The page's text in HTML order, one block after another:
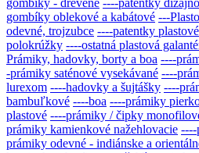
gombíky - drevené ----patentky
gombíky oblekové a kabátové ---
odevné, trojzubce ----patentky plastové
polokrúžky ----ostatná plastová
Prámiky, hadovky, borty a boa ----
-prámiky saténové vysekávané ----
lurexom ----hadovky a šujtášky ----
bambuľkové ----boa ----prámiky
plastové ----prámiky / čipky
prámiky kamienkové nažehlovacie ----
prámiky odevné - indiánske a